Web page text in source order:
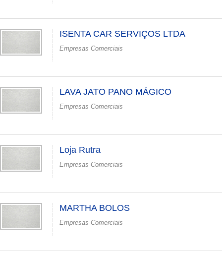
ISENTA CAR SERVIÇOS LTDA
Empresas Comerciais
LAVA JATO PANO MÁGICO
Empresas Comerciais
Loja Rutra
Empresas Comerciais
MARTHA BOLOS
Empresas Comerciais